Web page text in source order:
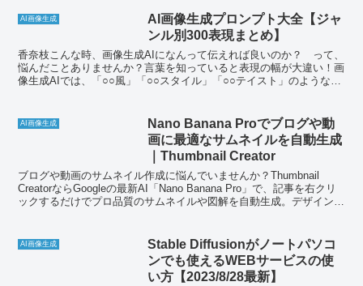
AI画像生成
AI画像生成プロンプト大全【ジャ
ンル別300表現まとめ】
香奈枝こんな時、画像生成AIになんって伝えれば良いのか？ って、
悩んだことありませんか？言葉を知っていると表現の幅が大違い！画
像生成AIでは、「○○風」「○○スタイル」「○○テイスト」のような言
AI画像生成
Nano Banana Proでブログや動
画に最適なサムネイルを自動生成
｜Thumbnail Creator
ブログや動画のサムネイル作成に悩んでいませんか？Thumbnail
CreatorならGoogleの最新AI「Nano Banana Pro」で、記事を右クリ
ックするだけでプロ品質のサムネイルや図解を自動生成。デザインス
AI画像生成
Stable Diffusionがノートパソコ
ンでも使えるWEBサービスの使
い方【2023/8/28最新】